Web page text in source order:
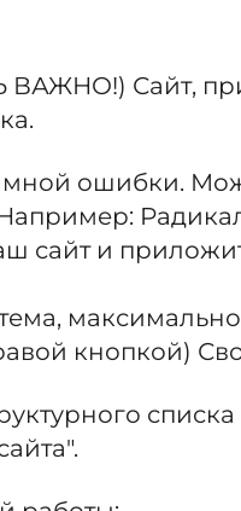
ВАЖНО!) Сайт,
ошибки.
сайт и
кнопкой)
списка